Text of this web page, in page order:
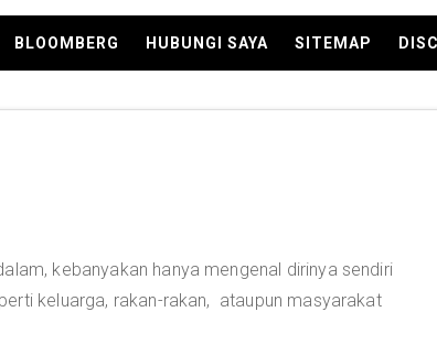
BLOOMBERG HUBUNGI SAYA SITEMAP
kebanyakan hanya mengenal dirinya sendiri
keluarga, rakan-rakan, ataupun masyarakat